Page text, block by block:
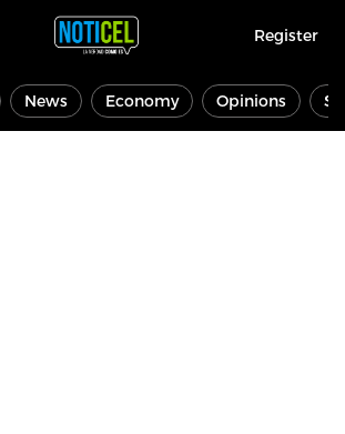
Register
News Economy Opinions